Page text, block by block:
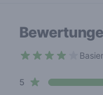
Review data
5 star reviews